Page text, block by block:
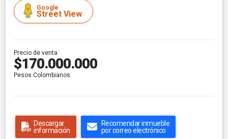
Google
Street View
Precio de venta
$170.000.000
Pesos Colombianos
Descargar
información
Recomendar inmueble
por correo electrónico